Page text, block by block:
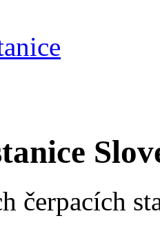
čerpacích